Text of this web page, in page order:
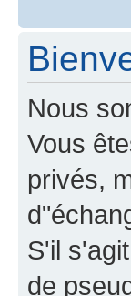
Nous
Vous
privés,
S'il
de